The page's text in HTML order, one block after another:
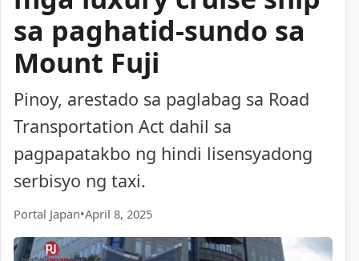
sa paghatid-sundo sa
Mount Fuji
Pinoy, arestado sa paglabag sa Road
Transportation Act dahil sa
pagpapatakbo ng hindi lisensyadong
serbisyo ng taxi.
Portal Japan•April 8, 2025